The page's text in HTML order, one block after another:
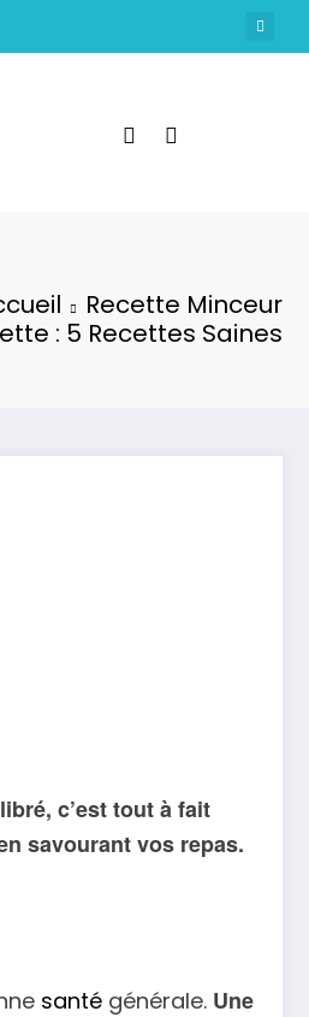
Recette Minceur
: 5 Recettes Saines
c’est tout à fait
savourant vos repas.
santé générale. Une